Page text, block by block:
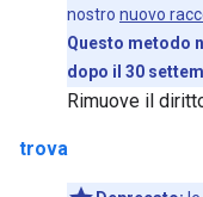
nostro nuovo
Questo metodo
dopo il 30
Rimuove il
trova